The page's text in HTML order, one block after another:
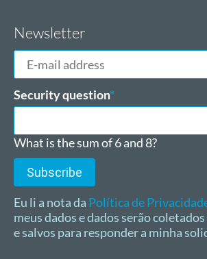
Newsletter
E-
mail
address
Mandatory
field
Security question*
What is the sum of 6 and 8?
Subscribe
Eu li a nota da Política de
meus dados e dados serão
e salvos para responder a minha